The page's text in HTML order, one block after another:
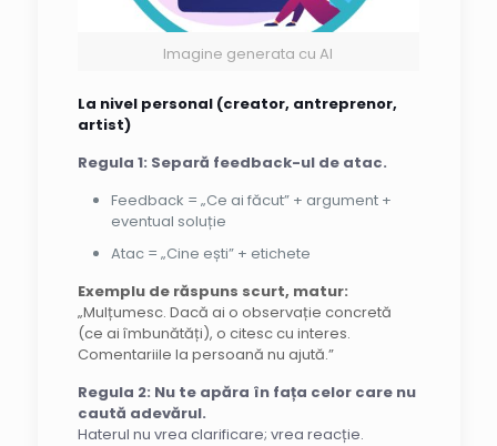
Imagine generata cu AI
La nivel personal (creator, antreprenor,
artist)
Regula 1: Separă feedback-ul de atac.
Feedback = „Ce ai făcut” + argument +
eventual soluție
Atac = „Cine ești” + etichete
Exemplu de răspuns scurt, matur:
„Mulțumesc. Dacă ai o observație concretă
(ce ai îmbunătăți), o citesc cu interes.
Comentariile la persoană nu ajută.”
Regula 2: Nu te apăra în fața celor care nu
caută adevărul.
Haterul nu vrea clarificare; vrea reacție.